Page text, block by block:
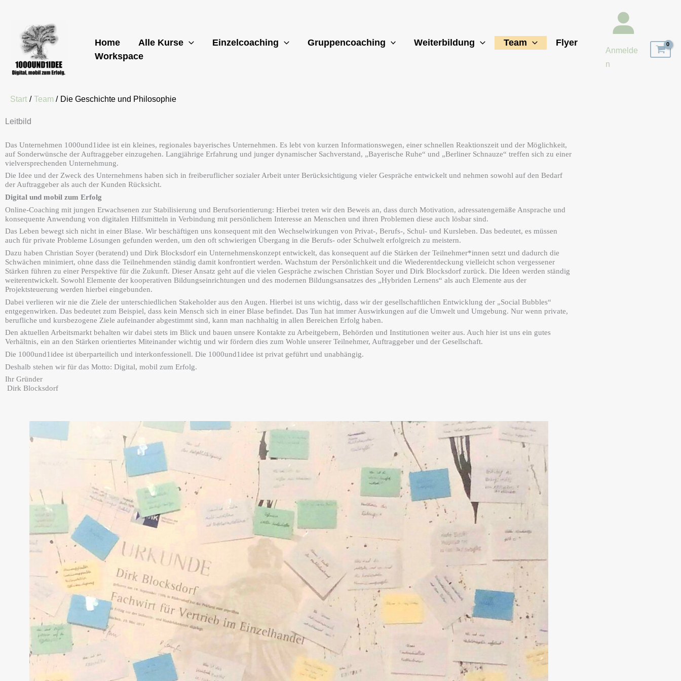
springen
Home Alle Kurse Einzelcoaching Gruppencoaching Weiterbildung Team
Flyer
Workspace
Anmelde
n
Start Team Die Geschichte und Philosophie
Leitbild
Das Unternehmen 1000und1idee ist ein kleines, regionales bayerisches Unternehmen. Es lebt von kurzen Informationswegen, einer schnellen Reaktionszeit und der Möglichkeit,
auf Sonderwünsche der Auftraggeber einzugehen. Langjährige Erfahrung und junger dynamischer Sachverstand, „Bayerische Ruhe“ und „Berliner Schnauze“ treffen sich zu einer
vielversprechenden Unternehmung.
Die Idee und der Zweck des Unternehmens haben sich in freiberuflicher sozialer Arbeit unter Berücksichtigung vieler Gespräche entwickelt und nehmen sowohl auf den Bedarf
der Auftraggeber als auch der Kunden Rücksicht.
Digital und mobil zum Erfolg
Online-Coaching mit jungen Erwachsenen zur Stabilisierung und Berufsorientierung: Hierbei treten wir den Beweis an, dass durch Motivation, adressatengemäße Ansprache und
konsequente Anwendung von digitalen Hilfsmitteln in Verbindung mit persönlichem Interesse an Menschen und ihren Problemen diese auch lösbar sind.
Das Leben bewegt sich nicht in einer Blase. Wir beschäftigen uns konsequent mit den Wechselwirkungen von Privat-, Berufs-, Schul- und Kursleben. Das bedeutet, es müssen
auch für private Probleme Lösungen gefunden werden, um den oft schwierigen Übergang in die Berufs- oder Schulwelt erfolgreich zu meistern.
Dazu haben Christian Soyer (beratend) und Dirk Blocksdorf ein Unternehmenskonzept entwickelt, das konsequent auf die Stärken der Teilnehmer*innen setzt und dadurch die
Schwächen minimiert, ohne dass die Teilnehmenden ständig damit konfrontiert werden. Wachstum der Persönlichkeit und die Wiederentdeckung vielleicht schon vergessener
Stärken führen zu einer Perspektive für die Zukunft. Dieser Ansatz geht auf die vielen Gespräche zwischen Christian Soyer und Dirk Blocksdorf zurück. Die Ideen werden ständig
weiterentwickelt. Sowohl Elemente der kooperativen Bildungseinrichtungen und des modernen Bildungsansatzes des „Hybriden Lernens“ als auch Elemente aus der
Projektsteuerung werden hierbei eingebunden.
Dabei verlieren wir nie die Ziele der unterschiedlichen Stakeholder aus den Augen. Hierbei ist uns wichtig, dass wir der gesellschaftlichen Entwicklung der „Social Bubbles“
entgegenwirken. Das bedeutet zum Beispiel, dass kein Mensch sich in einer Blase befindet. Das Tun hat immer Auswirkungen auf die Umwelt und Umgebung. Nur wenn private,
berufliche und kursbezogene Ziele aufeinander abgestimmt sind, kann man nachhaltig in allen Bereichen Erfolg haben.
Den aktuellen Arbeitsmarkt behalten wir dabei stets im Blick und bauen unsere Kontakte zu Arbeitgebern, Behörden und Institutionen weiter aus. Auch hier ist uns ein gutes
Verhältnis, ein an den Stärken orientiertes Miteinander wichtig und wir fördern dies zum Wohle unserer Teilnehmer, Auftraggeber und der Gesellschaft.
Die 1000und1idee ist überparteilich und interkonfessionell. Die 1000und1idee ist privat geführt und unabhängig.
Deshalb stehen wir für das Motto: Digital, mobil zum Erfolg.
Ihr Gründer
Dirk Blocksdorf